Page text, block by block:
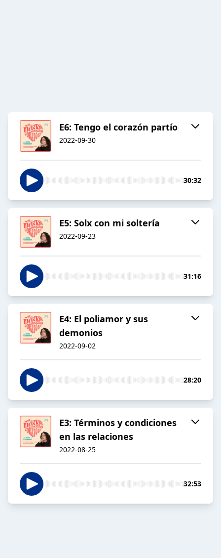
E6: Tengo el corazón partío
2022-09-30
30:32
E5: Solx con mi soltería
2022-09-23
31:16
E4: El poliamor y sus
demonios
2022-09-02
28:20
E3: Términos y condiciones
en las relaciones
2022-08-25
32:53